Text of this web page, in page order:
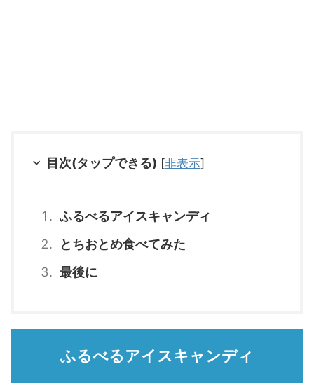
目次(タップできる) [非表示]
ふるべるアイスキャンディ
とちおとめ食べてみた
最後に
ふるべるアイスキャンディ